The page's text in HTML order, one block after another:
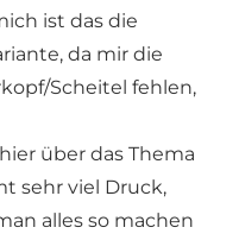
ist das die
da mir die
Scheitel fehlen,
über das Thema
sehr viel Druck,
alles so machen